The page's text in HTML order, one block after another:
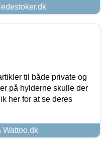
til både private og
på hylderne skulle der
her for at se deres
Wattoo.dk